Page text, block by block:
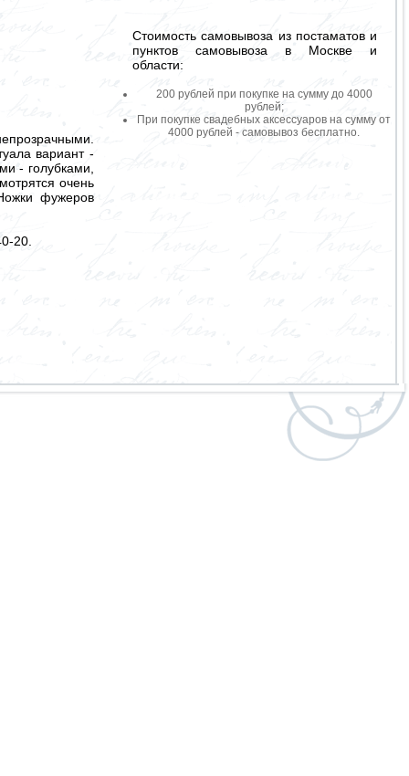
Стоимость самовывоза из постаматов и
пунктов самовывоза в Москве и
области:
200 рублей при покупке на сумму до 4000
рублей;
При покупке свадебных аксессуаров на сумму от
4000 рублей - самовывоз бесплатно.
вариант -
- голубками,
очень
фужеров
20.